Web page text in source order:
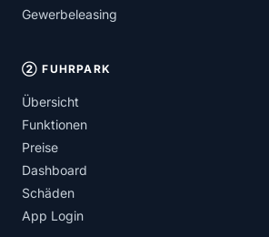
Gewerbeleasing
② FUHRPARK
Übersicht
Funktionen
Preise
Dashboard
Schäden
App Login